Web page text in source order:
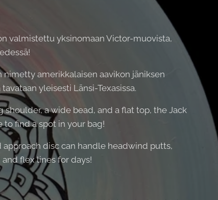
valmistettu yksinomaan Victor-muovista,
nimetty amerikkalaisen aavikon jäniksen
yleisesti Länsi-Texasissa.
shoulder, a wide bead, and a flat top, the Jack
to find a spot in your bag!
approach disc can handle headwind putts,
and flex lines for days!